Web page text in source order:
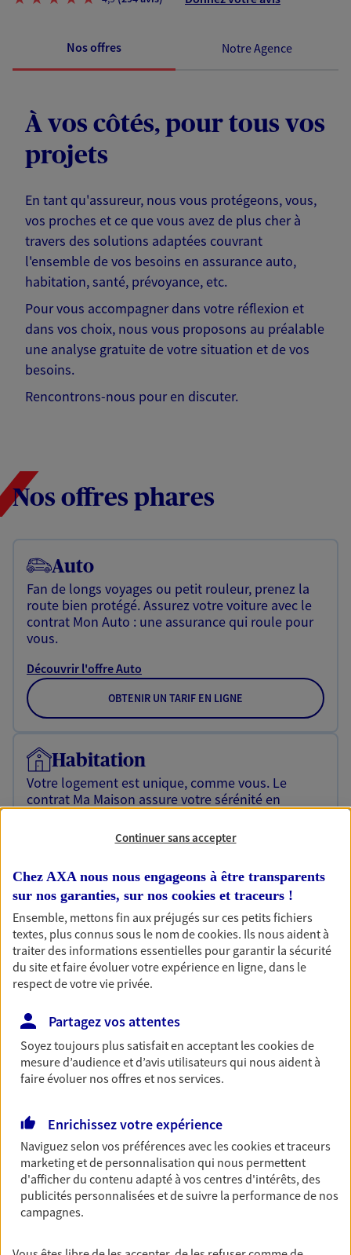
Nos offres Notre Agence
À vos côtés, pour tous vos
projets
En tant qu'assureur, nous vous protégeons, vous,
vos proches et ce que vous avez de plus cher à
travers des solutions adaptées couvrant
l'ensemble de vos besoins en assurance auto,
habitation, santé, prévoyance, etc.
Pour vous accompagner dans votre réflexion et
dans vos choix, nous vous proposons au préalable
une analyse gratuite de votre situation et de vos
besoins.
Rencontrons-nous pour en discuter.
Nos offres phares
Auto
Fan de longs voyages ou petit rouleur, prenez la
route bien protégé. Assurez votre voiture avec le
contrat Mon Auto : une assurance qui roule pour
vous.
Découvrir l'offre Auto
OBTENIR UN TARIF EN LIGNE
Habitation
Votre logement est unique, comme vous. Le
contrat Ma Maison assure votre sérénité en
Découvrir l'offre Habitation
OBTENIR UN TARIF EN LIGNE
Garantie Accidents de la Vie
Bricoleuse, féru de jardinage, pâtissier en herbe
ou grande lectrice… personne n'est à l'abri d'un
accident du quotidien. Avec Ma Protection
Accident, protégez votre qualité de vie et vos
revenus.
Découvrir l'offre Garantie Accidents de la Vie
OBTENIR UN TARIF EN LIGNE
Multirisque Entreprise
Gagnez en simplicité et en sérénité avec votre
assurance multirisque entreprise. Un contrat
unique pour protéger vos locaux, matériels pro,
équipements et stocks… sans oublier votre
Continuer sans accepter
Chez AXA nous nous engageons à être transparents
sur nos garanties, sur nos cookies et traceurs !
Ensemble, mettons fin aux préjugés sur ces petits fichiers
textes, plus connus sous le nom decookies. Ils nous aident à
traiter des informations essentielles pour garantir la sécurité
du site et faire évoluer votre expérience en ligne, dans le
respect de votre vie privée.
Partagez vos attentes
Soyez toujours plus satisfait en acceptant lescookiesde
mesure d’audience et d’avis utilisateurs qui nous aident à
faire évoluer nos offres et nos services.
Enrichissez votre expérience
Naviguez selon vos préférences avec lescookies et traceurs
marketing et de personnalisation qui nous permettent
d'afficher du contenu adapté à vos centres d'intérêts, des
publicités personnalisées et de suivre la performance de nos
campagnes.